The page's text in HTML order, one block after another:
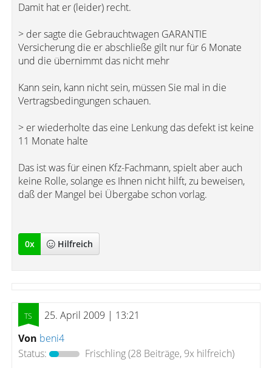
Damit hat er (leider) recht.
> der sagte die Gebrauchtwagen GARANTIE
Versicherung die er abschließe gilt nur für 6 Monate
und die übernimmt das nicht mehr
Kann sein, kann nicht sein, müssen Sie mal in die
Vertragsbedingungen schauen.
> er wiederholte das eine Lenkung das defekt ist keine
11 Monate halte
Das ist was für einen Kfz-Fachmann, spielt aber auch
keine Rolle, solange es Ihnen nicht hilft, zu beweisen,
daß der Mangel bei Übergabe schon vorlag.
0x Hilfreich
25. April 2009 | 13:21
Von beni4
Status:
Frischling(28 Beiträge, 9x hilfreich)